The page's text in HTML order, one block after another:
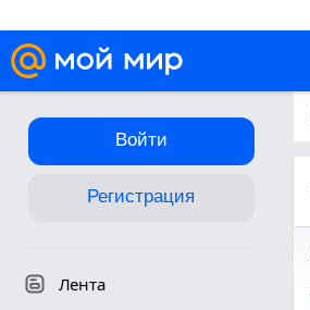
Войти
Регистрация
Лента